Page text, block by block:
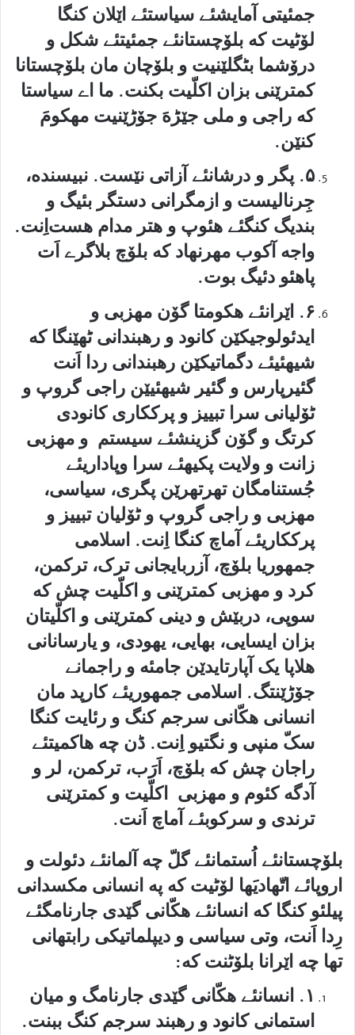
جمئیتی آمایشئے سیاستئے اێلان کنگا
لۆٹیت که بلۆچستانئے جمئیتئے شکل و
درۆشما بٹگلێنیت و بلۆچان مان بلۆچستانا
کمترێنی بزان اکلّیت بکنت. ما اے سیاستا
که راجی و ملی جێڑهَ جۆڑێنیت مهکومَ
کنێن.
۵. پگر و درشانئے آزاتی نێست. نبیسنده،
جِرنالیست و ازمگرانی دستگر بئیگ و
بندیگ کنگئے هئوپ و هتر مدام هست‌اِنت.
واجه آکوب مهرنهاد که بلۆچ بلاگرے اَت
پاهئو دئیگ بوت.
۶. اێرانئے هکومتا گۆن مهزبی و
ایدئولوجیکێن کانود و رهبندانی ٹهێنگا که
شیهئیئے دگماتیکێن رهبندانی ردا اَنت
گئیرپارس و گئیر شیهئیێن راجی گروپ و
ٹۆلیانی سرا تبییز و پرککاری کانودی
کرتگ و گۆن گزینشئے سیستم و مهزبی
زانت و ولایت پکیهئے سرا وپاداریئے
جُستنامگان تهرتهرێن پگری، سیاسی،
مهزبی و راجی گروپ و ٹۆلیان تبییز و
پرککاریئے آماچ کنگا اِنت. اسلامی
جمهوریا بلۆچ، آزربایجانی ترک، ترکمن،
کرد و مهزبی کمترێنی و اکلّیت چش که
سوپی، دربێش و دینی کمترێنی و اکلّیتان
بزان ایسایی، بهایی، یهودی، و یارسانانی
هلاپا یک آپارتایدێن جامئه و راجمانے
جۆڑێنتگ. اسلامی جمهوریئے کارپد مان
انسانی هکّانی سرجم کنگ و رئایت کنگا
سکّ منپی و نگتیو اِنت. ڈن چه هاکمیتئے
راجان چش که بلۆچ، اَرَب، ترکمن، لر و
آدگه کئوم و مهزبی اکلّیت و کمترێنی
ترندی و سرکوبئے آماچ اَنت.
بلۆچستانئے اُستمانئے گلّ چه آلمانئے دئولت و
اروپائے اتّهادیَها لۆٹیت که په انسانی مکسدانی
پیلئو کنگا که انسانئے هکّانی گێدی جارنامگئے
رِدا اَنت، وتی سیاسی و دیپلماتیکی رابتهانی
تها چه اێرانا بلۆٹنت که:
۱. انسانئے هکّانی گێدی جارنامگ و میان
استمانی کانود و رهبند سرجم کنگ ببنت.